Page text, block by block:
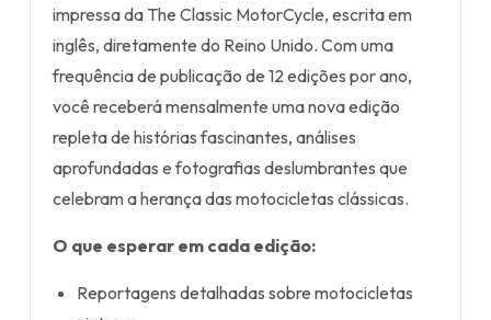
impressa da The Classic MotorCycle, escrita em
inglês, diretamente do Reino Unido. Com uma
frequência de publicação de 12 edições por ano,
você receberá mensalmente uma nova edição
repleta de histórias fascinantes, análises
aprofundadas e fotografias deslumbrantes que
celebram a herança das motocicletas clássicas.
O que esperar em cada edição:
Reportagens detalhadas sobre motocicletas